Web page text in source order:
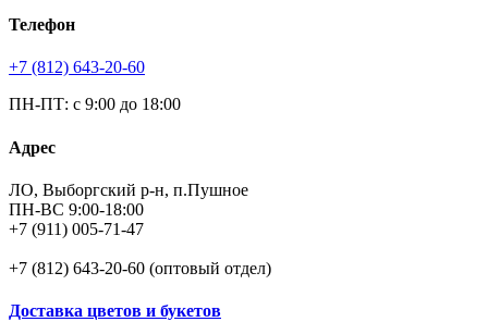
Телефон
+7 (812) 643-20-60
ПН-ПТ: с 9:00 до 18:00
Адрес
ЛО, Выборгский р-н, п.Пушное
ПН-ВС 9:00-18:00
+7 (911) 005-71-47
+7 (812) 643-20-60 (оптовый отдел)
Доставка цветов и букетов